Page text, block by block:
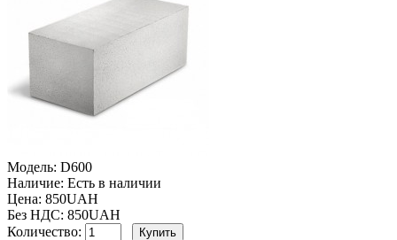
Модель: D600
Наличие: Есть в наличии
Цена: 850UAH
Без НДС: 850UAH
Количество: